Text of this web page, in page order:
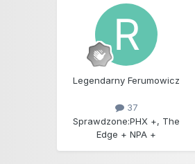
Legendarny Ferumowicz
37
Sprawdzone:PHX +, The
Edge + NPA +